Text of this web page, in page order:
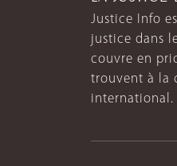
Justice Info
justice dans
couvre en
trouvent à la
international.